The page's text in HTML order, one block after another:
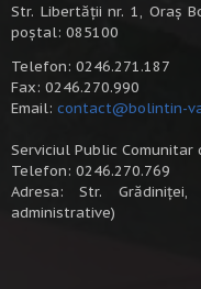
Str. Libertății nr. 1, Oraș
poștal: 085100
Telefon: 0246.271.187
Fax: 0246.270.990
Email: contact@bolintin-
Serviciul Public Comunitar
Telefon: 0246.270.769
Adresa: Str.
administrative)